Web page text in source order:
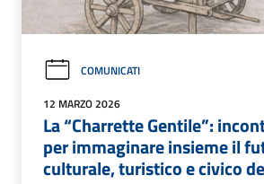
COMUNICATI
12 MARZO 2026
La “Charrette Gentile”:
per immaginare insieme il
culturale, turistico e civico